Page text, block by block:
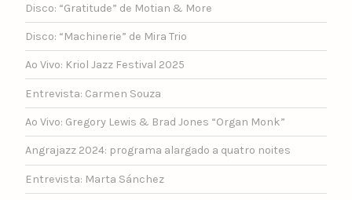
Disco: “Gratitude” de Motian & More
Disco: “Machinerie” de Mira Trio
Ao Vivo: Kriol Jazz Festival 2025
Entrevista: Carmen Souza
Ao Vivo: Gregory Lewis & Brad Jones “Organ Monk”
Angrajazz 2024: programa alargado a quatro noites
Entrevista: Marta Sánchez